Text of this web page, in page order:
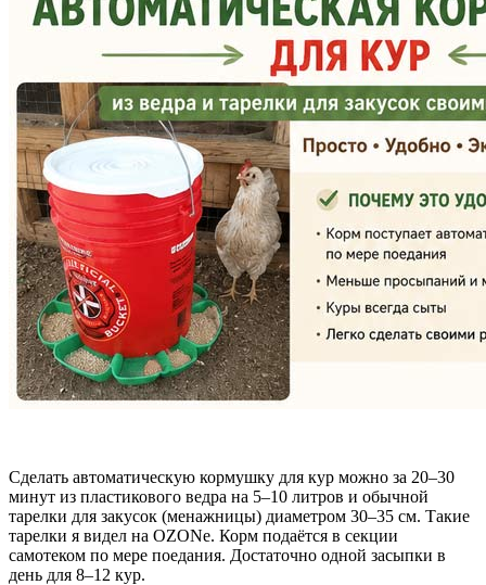
Сделать автоматическую кормушку для кур можно за 20–30
минут из пластикового ведра на 5–10 литров и обычной
тарелки для закусок (менажницы) диаметром 30–35 см. Такие
тарелки я видел на OZONе. Корм подаётся в секции
самотеком по мере поедания. Достаточно одной засыпки в
день для 8–12 кур.